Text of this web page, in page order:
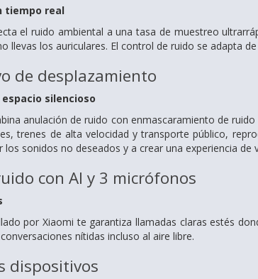
tiempo real
el ruido ambiental a una tasa de muestreo
llevas los auriculares. El control de ruido se adapta
de desplazamiento
silencioso
anulación de ruido con enmascaramiento de
trenes de alta velocidad y transporte público,
los sonidos no deseados y a crear una experiencia de
con AI y 3 micrófonos
por Xiaomi te garantiza llamadas claras estés
nítidas incluso al aire libre.
dispositivos